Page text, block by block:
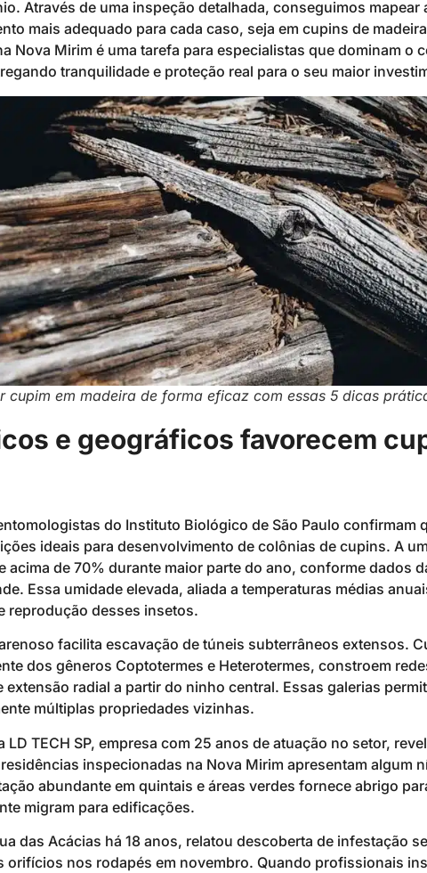
Através de uma inspeção detalhada, conseguimos mapear
mais adequado para cada caso, seja em cupins de
Nova Mirim é uma tarefa para especialistas que dominam o
tranquilidade e proteção real para o seu maior
cupim em madeira de forma eficaz com essas 5 dicas
e geográficos favorecem
do Instituto Biológico de São Paulo confirmam
ideais para desenvolvimento de colônias de cupins. A
acima de 70% durante maior parte do ano, conforme dados
Essa umidade elevada, aliada a temperaturas médias
reprodução desses insetos.
facilita escavação de túneis subterrâneos extensos.
dos gêneros Coptotermes e Heterotermes, constroem
extensão radial a partir do ninho central. Essas galerias
múltiplas propriedades vizinhas.
LD TECH SP, empresa com 25 anos de atuação no setor,
inspecionadas na Nova Mirim apresentam algum
abundante em quintais e áreas verdes fornece abrigo
migram para edificações.
das Acácias há 18 anos, relatou descoberta de infestação
orifícios nos rodapés em novembro. Quando profissionais